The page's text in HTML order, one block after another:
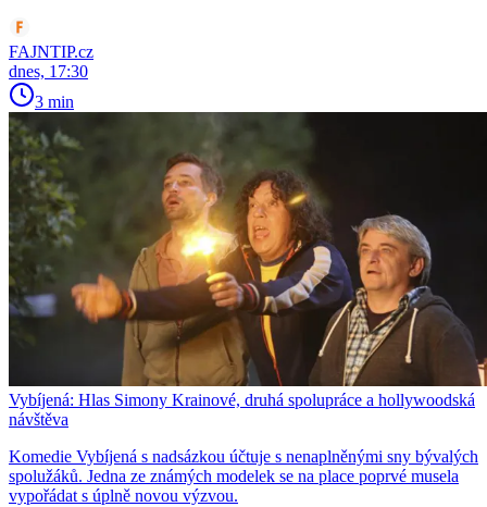
FAJNTIP.cz
dnes, 17:30
3 min
Vybíjená: Hlas Simony Krainové, druhá spolupráce a hollywoodská
návštěva
Komedie Vybíjená s nadsázkou účtuje s nenaplněnými sny bývalých
spolužáků. Jedna ze známých modelek se na place poprvé musela
vypořádat s úplně novou výzvou.